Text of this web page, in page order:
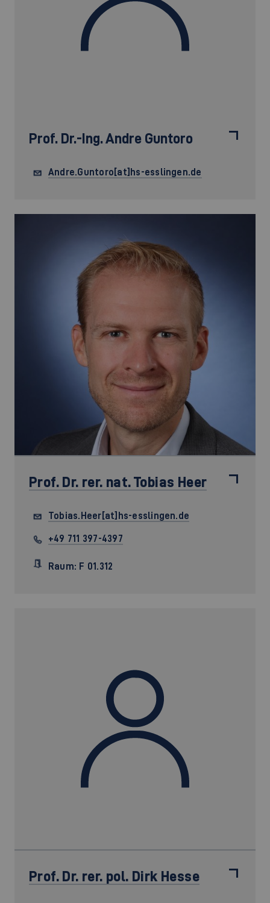
Prof. Dr.-Ing.Andre Guntoro
Andre.Guntoro[at]hs-esslingen.de
Prof. Dr. rer. nat.Tobias Heer
Tobias.Heer[at]hs-esslingen.de
+49 711 397-4397
Raum: F 01.312
Prof. Dr. rer. pol. Dirk Hesse